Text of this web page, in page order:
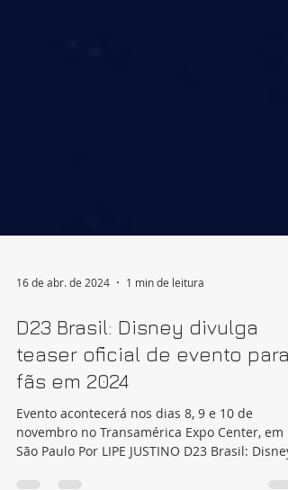
16 de abr. de 2024 1 min de leitura
D23 Brasil: Disney divulga
fãs em 2024
Evento acontecerá nos dias 8, 9 e 10 de
novembro no Transamérica Expo Center, em